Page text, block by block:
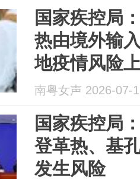
国家疾控局
热由境外输
地疫情风险
南粤女声 2026-07-
国家疾控局
登革热、基
发生风险